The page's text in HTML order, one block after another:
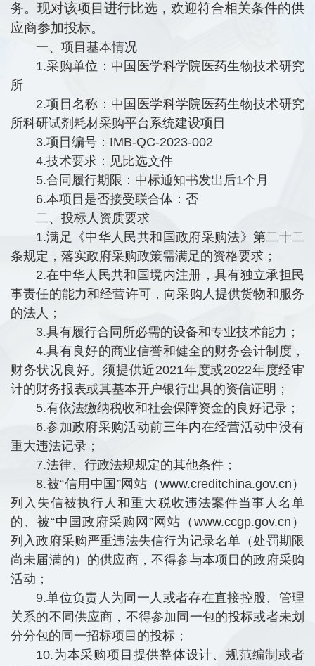
务。现对该项目进行比选，欢迎符合相关条件的供
应商参加投标。
一、项目基本情况
1.采购单位：中国医学科学院医药生物技术研究
所
2.项目名称：中国医学科学院医药生物技术研究
所科研试剂耗材采购平台系统建设项目
3.项目编号：IMB-QC-2023-002
4.技术要求：见比选文件
5.合同履行期限：中标通知书发出后1个月
6.本项目是否接受联合体：否
二、投标人资质要求
1.满足《中华人民共和国政府采购法》第二十二
条规定，落实政府采购政策需满足的资格要求；
2.在中华人民共和国境内注册，具有独立承担民
事责任的能力和经营许可，向采购人提供货物和服务
的法人；
3.具有履行合同所必需的设备和专业技术能力；
4.具有良好的商业信誉和健全的财务会计制度，
财务状况良好。须提供近2021年度或2022年度经审
计的财务报表或其基本开户银行出具的资信证明；
5.有依法缴纳税收和社会保障资金的良好记录；
6.参加政府采购活动前三年内在经营活动中没有
重大违法记录；
7.法律、行政法规规定的其他条件；
8.被“信用中国”网站（www.creditchina.gov.cn）
列入失信被执行人和重大税收违法案件当事人名单
的、被“中国政府采购网”网站（www.ccgp.gov.cn）
列入政府采购严重违法失信行为记录名单（处罚期限
尚未届满的）的供应商，不得参与本项目的政府采购
活动；
9.单位负责人为同一人或者存在直接控股、管理
关系的不同供应商，不得参加同一包的投标或者未划
分分包的同一招标项目的投标；
10.为本采购项目提供整体设计、规范编制或者